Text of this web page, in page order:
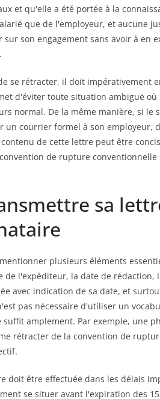
et qu'elle a été portée à la
que de l'employeur, et aucune
son engagement sans avoir à en
se rétracter, il doit impérativement
d'éviter toute situation ambiguë
normal. De la même manière, si le
un courrier formel à son employeur,
contenu de cette lettre peut être
de rupture
sa
plusieurs éléments
l'expéditeur, la date de rédaction,
avec indication de sa date, et
pas nécessaire d'utiliser un
amplement. Par exemple, une
rétracter de la convention de
doit être effectuée dans les délais
se situer avant l'expiration des